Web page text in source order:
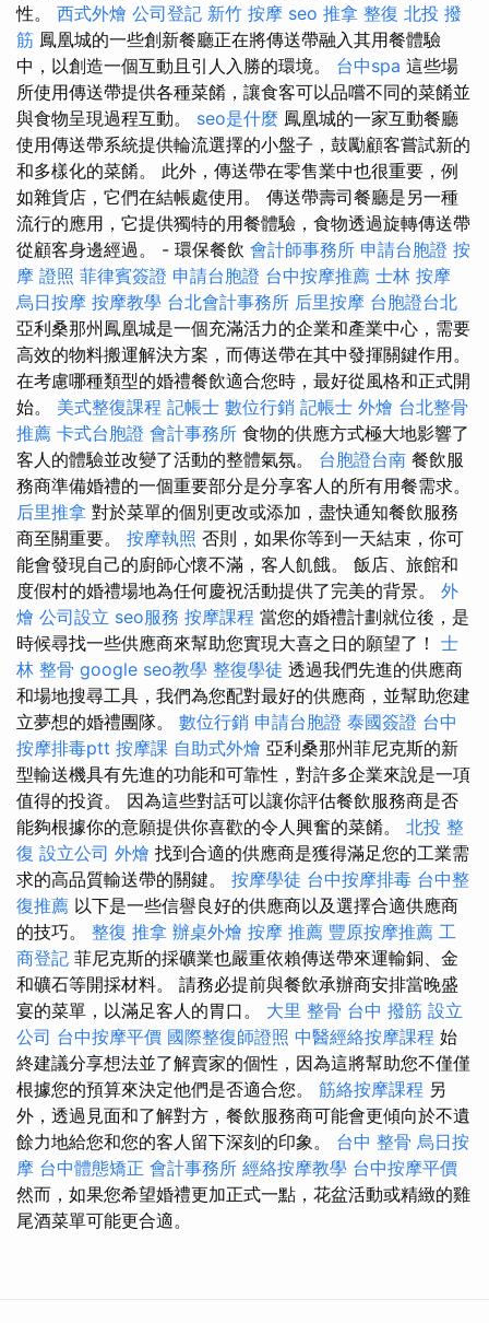
性。 西式外燴 公司登記 新竹 按摩 seo 推拿 整復 北投 撥
筋 鳳凰城的一些創新餐廳正在將傳送帶融入其用餐體驗
中，以創造一個互動且引人入勝的環境。 台中spa 這些場
所使用傳送帶提供各種菜餚，讓食客可以品嚐不同的菜餚並
與食物呈現過程互動。 seo是什麼 鳳凰城的一家互動餐廳
使用傳送帶系統提供輪流選擇的小盤子，鼓勵顧客嘗試新的
和多樣化的菜餚。 此外，傳送帶在零售業中也很重要，例
如雜貨店，它們在結帳處使用。 傳送帶壽司餐廳是另一種
流行的應用，它提供獨特的用餐體驗，食物透過旋轉傳送帶
從顧客身邊經過。 - 環保餐飲 會計師事務所 申請台胞證 按
摩 證照 菲律賓簽證 申請台胞證 台中按摩推薦 士林 按摩
烏日按摩 按摩教學 台北會計事務所 后里按摩 台胞證台北
亞利桑那州鳳凰城是一個充滿活力的企業和產業中心，需要
高效的物料搬運解決方案，而傳送帶在其中發揮關鍵作用。
在考慮哪種類型的婚禮餐飲適合您時，最好從風格和正式開
始。 美式整復課程 記帳士 數位行銷 記帳士 外燴 台北整骨
推薦 卡式台胞證 會計事務所 食物的供應方式極大地影響了
客人的體驗並改變了活動的整體氣氛。 台胞證台南 餐飲服
務商準備婚禮的一個重要部分是分享客人的所有用餐需求。
后里推拿 對於菜單的個別更改或添加，盡快通知餐飲服務
商至關重要。 按摩執照 否則，如果你等到一天結束，你可
能會發現自己的廚師心懷不滿，客人飢餓。 飯店、旅館和
度假村的婚禮場地為任何慶祝活動提供了完美的背景。 外
燴 公司設立 seo服務 按摩課程 當您的婚禮計劃就位後，是
時候尋找一些供應商來幫助您實現大喜之日的願望了！ 士
林 整骨 google seo教學 整復學徒 透過我們先進的供應商
和場地搜尋工具，我們為您配對最好的供應商，並幫助您建
立夢想的婚禮團隊。 數位行銷 申請台胞證 泰國簽證 台中
按摩排毒ptt 按摩課 自助式外燴 亞利桑那州菲尼克斯的新
型輸送機具有先進的功能和可靠性，對許多企業來說是一項
值得的投資。 因為這些對話可以讓你評估餐飲服務商是否
能夠根據你的意願提供你喜歡的令人興奮的菜餚。 北投 整
復 設立公司 外燴 找到合適的供應商是獲得滿足您的工業需
求的高品質輸送帶的關鍵。 按摩學徒 台中按摩排毒 台中整
復推薦 以下是一些信譽良好的供應商以及選擇合適供應商
的技巧。 整復 推拿 辦桌外燴 按摩 推薦 豐原按摩推薦 工
商登記 菲尼克斯的採礦業也嚴重依賴傳送帶來運輸銅、金
和礦石等開採材料。 請務必提前與餐飲承辦商安排當晚盛
宴的菜單，以滿足客人的胃口。 大里 整骨 台中 撥筋 設立
公司 台中按摩平價 國際整復師證照 中醫經絡按摩課程 始
終建議分享想法並了解賣家的個性，因為這將幫助您不僅僅
根據您的預算來決定他們是否適合您。 筋絡按摩課程 另
外，透過見面和了解對方，餐飲服務商可能會更傾向於不遺
餘力地給您和您的客人留下深刻的印象。 台中 整骨 烏日按
摩 台中體態矯正 會計事務所 經絡按摩教學 台中按摩平價
然而，如果您希望婚禮更加正式一點，花盆活動或精緻的雞
尾酒菜單可能更合適。